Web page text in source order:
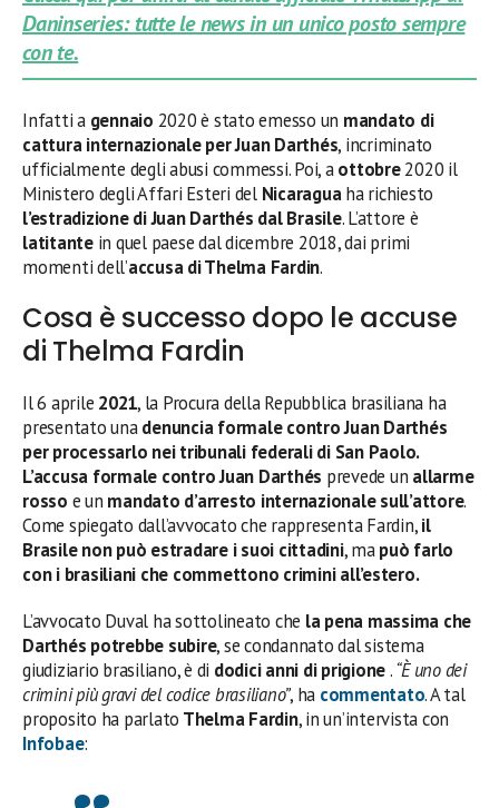
Daninseries: tutte le news in un unico posto sempre
con te.
Infatti a gennaio 2020 è stato emesso un mandato di
cattura internazionale perJuan Darthés, incriminato
ufficialmente degli abusi commessi. Poi, aottobre2020 il
Ministero degli Affari Esteri del Nicaraguaha richiesto
l’estradizione diJuan Darthés dal Brasile. L’attore è
latitante in quel paese dal dicembre 2018, dai primi
momenti dell’accusa di Thelma Fardin.
Cosa è successo dopo le accuse
di Thelma Fardin
Il 6 aprile 2021, la Procura della Repubblica brasiliana ha
presentato unadenuncia formale contro Juan Darthés
per processarlo nei tribunali federali di San Paolo.
L’accusa formale contro Juan Darthés prevede un allarme
rosso e un mandato d’arresto internazionale sull’attore.
Come spiegato dall’avvocato che rappresenta Fardin,il
Brasile non può estradare i suoi cittadini, mapuò farlo
con i brasiliani che commettono crimini all’estero.
L’avvocato Duval ha sottolineato che la pena massima che
Darthés potrebbe subire, se condannato dal sistema
giudiziario brasiliano, è di dodici anni di prigione.“È uno dei
crimini più gravi del codice brasiliano”, ha commentato. A tal
proposito ha parlato Thelma Fardin, in un’intervista con
Infobae: